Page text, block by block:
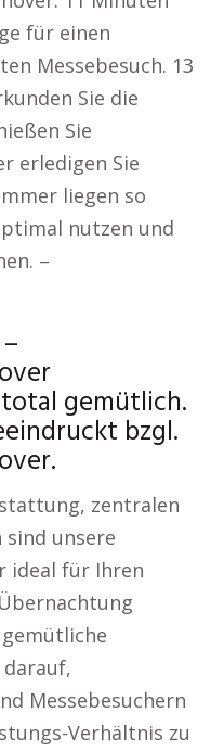
für einen
Messebesuch. 13
Sie die
Sie
erledigen Sie
liegen so
nutzen und
–
gemütlich.
bzgl.
zentralen
sind unsere
ideal für Ihren
Messebesuchern
Verhältnis zu